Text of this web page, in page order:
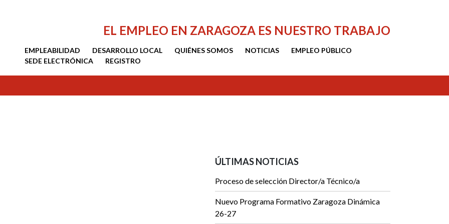
EL EMPLEO EN ZARAGOZA ES NUESTRO TRABAJO
EMPLEABILIDAD DESARROLLO LOCAL QUIÉNES SOMOS NOTICIAS
EMPLEO PÚBLICO
SEDE ELECTRÓNICA
REGISTRO
ÚLTIMAS NOTICIAS
Proceso de selección Director/a Técnico/a
Nuevo Programa Formativo Zaragoza Dinámica
26-27